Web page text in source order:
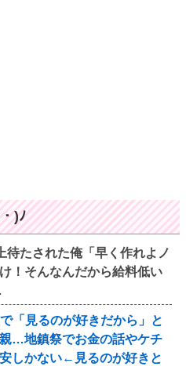
)ﾉ
待たされた俺「早く作れよノ
！そんなんだから給料低い
「見るのが好きだから」と
…地鎮祭でお金の話やケチ
しかない←見るのが好きと